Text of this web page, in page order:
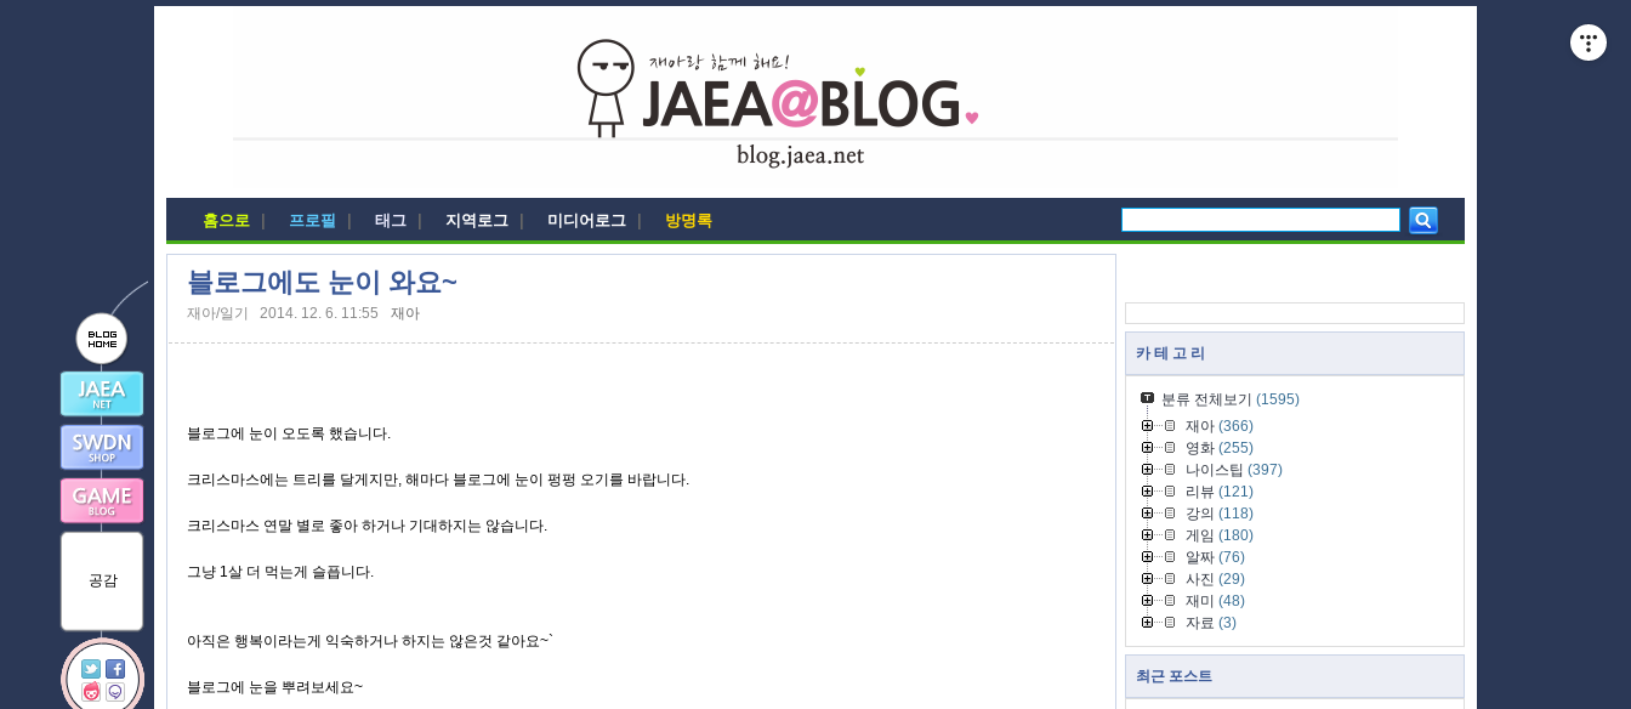
홈으로 프로필 태그 지역로그 미디어로그 방명록
블로그에도 눈이 와요~
재아/일기 2014. 12. 6. 11:55 재아
블로그에 눈이 오도록 했습니다.
크리스마스에는 트리를 달게지만, 해마다 블로그에 눈이 펑펑 오기를 바랍니다.
크리스마스 연말 별로 좋아 하거나 기대하지는 않습니다.
그냥 1살 더 먹는게 슬픕니다.
아직은 행복이라는게 익숙하거나 하지는 않은것 같아요~`
블로그에 눈을 뿌려보세요~
공감
카 테 고 리
분류 전체보기 (1595)
재아 (366)
영화 (255)
나이스팁 (397)
리뷰 (121)
강의 (118)
게임 (180)
알짜 (76)
사진 (29)
재미 (48)
자료 (3)
최근 포스트